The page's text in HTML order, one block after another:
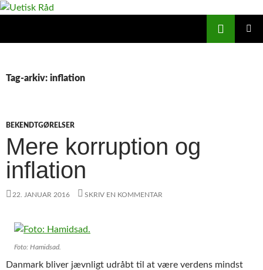
Hop
Tag-arkiv: inflation
BEKENDTGØRELSER
Mere korruption og
inflation
22. JANUAR 2016 SKRIV EN KOMMENTAR
Foto: Hamidsad.
Danmark bliver jævnligt udråbt til at være verdens mindst